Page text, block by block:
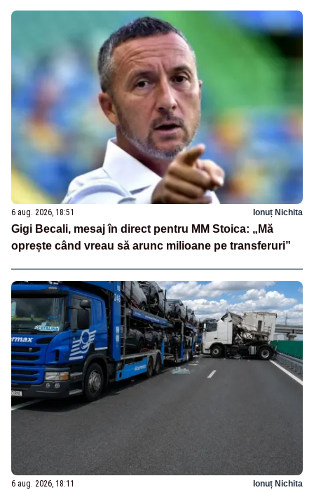
6 aug. 2026, 18:51 Ionuț Nichita
Gigi Becali, mesaj în direct pentru MM Stoica: „Mă
oprește când vreau să arunc milioane pe transferuri”
6 aug. 2026, 18:11 Ionuț Nichita